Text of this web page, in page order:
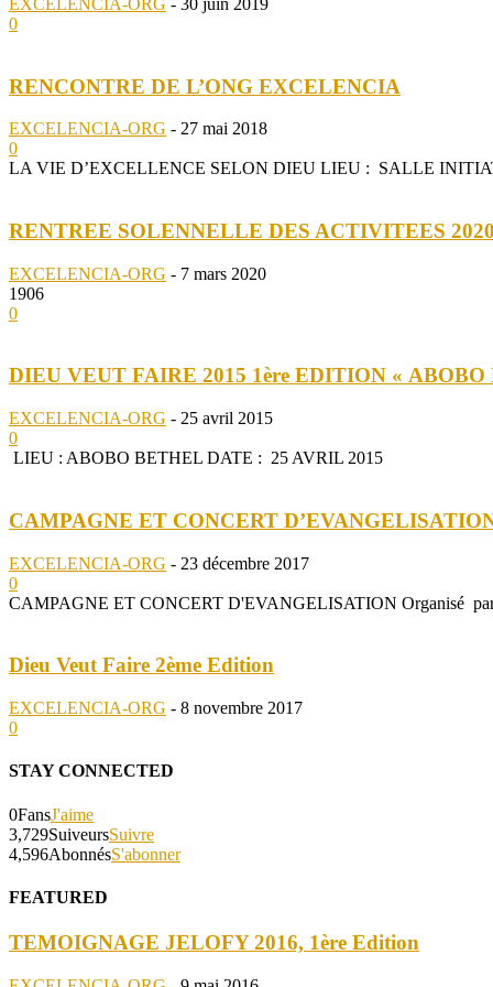
0
RENCONTRE DE L’ONG EXCELENCIA
EXCELENCIA-ORG - 27 mai 2018
0
LA VIE D’EXCELLENCE SELON DIEU LIEU : SALLE
RENTREE SOLENNELLE DES ACTIVITEES
EXCELENCIA-ORG - 7 mars 2020
1906
0
DIEU VEUT FAIRE 2015 1ère EDITION «
EXCELENCIA-ORG - 25 avril 2015
0
LIEU : ABOBO BETHEL DATE : 25 AVRIL 2015
CAMPAGNE ET CONCERT
EXCELENCIA-ORG - 23 décembre 2017
0
CAMPAGNE ET CONCERT D'EVANGELISATION Organisé par
Dieu Veut Faire 2ème Edition
EXCELENCIA-ORG - 8 novembre 2017
0
STAY CONNECTED
0FansJ'aime
3,729SuiveursSuivre
4,596AbonnésS'abonner
FEATURED
TEMOIGNAGE JELOFY 2016, 1ère Edition